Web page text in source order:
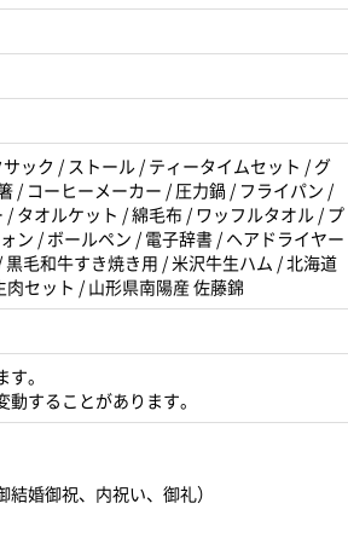
ック / ストール / ティータイムセット / グ
/ コーヒーメーカー / 圧力鍋 / フライパン /
タオルケット / 綿毛布 / ワッフルタオル / プ
ン / ボールペン / 電子辞書 / ヘアドライヤー
毛和牛すき焼き用 / 米沢牛生ハム / 北海道
セット / 山形県南陽産 佐藤錦
。
することがあります。
婚御祝、内祝い、御礼）